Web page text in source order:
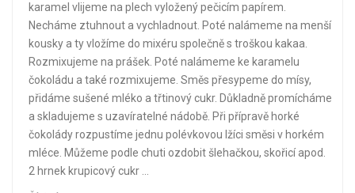
karamel vlijeme na plech vyložený pečicím papírem.
Necháme ztuhnout a vychladnout. Poté nalámeme na menší
kousky a ty vložíme do mixéru společně s troškou kakaa.
Rozmixujeme na prášek. Poté nalámeme ke karamelu
čokoládu a také rozmixujeme. Směs přesypeme do mísy,
přidáme sušené mléko a třtinový cukr. Důkladně promícháme
a skladujeme s uzavíratelné nádobě. Při přípravě horké
čokolády rozpustíme jednu polévkovou lžíci směsi v horkém
mléce. Můžeme podle chuti ozdobit šlehačkou, skořicí apod.
2 hrnek krupicový cukr ...